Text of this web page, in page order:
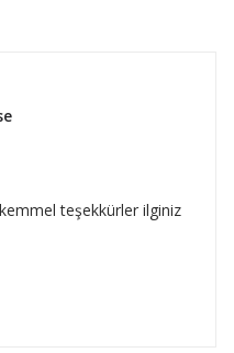
teşekkürler ilginiz